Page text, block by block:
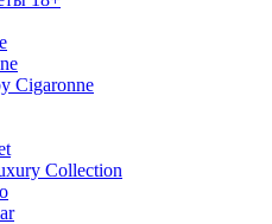
Cigaronne
Collection